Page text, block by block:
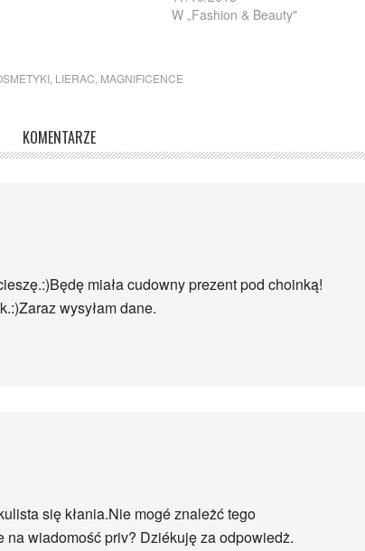
W „Fashion & Beauty"
LIERAC MAGNIFICENCE
KOMENTARZE
miała cudowny prezent pod choinką!
wysyłam dane.
się kłania.Nie mogé znależć tego
na wiadomość priv? Dziékuję za odpowiedż.